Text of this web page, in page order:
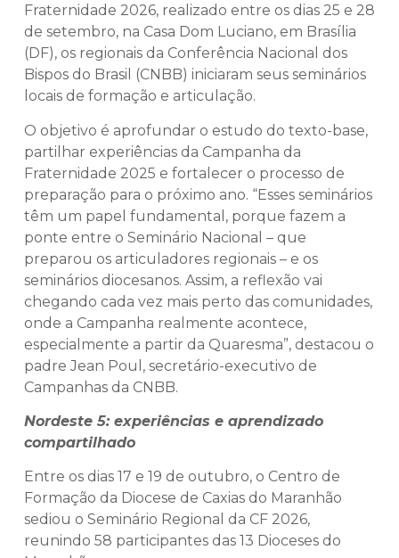
Fraternidade 2026, realizado entre os dias 25 e 28
de setembro, na Casa Dom Luciano, em Brasília
(DF), os regionais da Conferência Nacional dos
Bispos do Brasil (CNBB) iniciaram seus seminários
locais de formação e articulação.
O objetivo é aprofundar o estudo do texto-base,
partilhar experiências da Campanha da
Fraternidade 2025 e fortalecer o processo de
preparação para o próximo ano. “Esses seminários
têm um papel fundamental, porque fazem a
ponte entre o Seminário Nacional – que
preparou os articuladores regionais – e os
seminários diocesanos. Assim, a reflexão vai
chegando cada vez mais perto das comunidades,
onde a Campanha realmente acontece,
especialmente a partir da Quaresma”, destacou o
padre Jean Poul, secretário-executivo de
Campanhas da CNBB.
Nordeste 5: experiências e aprendizado
compartilhado
Entre os dias 17 e 19 de outubro, o Centro de
Formação da Diocese de Caxias do Maranhão
sediou o Seminário Regional da CF 2026,
reunindo 58 participantes das 13 Dioceses do